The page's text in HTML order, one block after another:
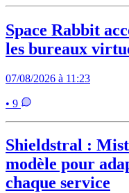
Space Rabbit
les bureaux
07/08/2026 à 11:23
• 9
Shieldstral :
modèle pour
chaque service